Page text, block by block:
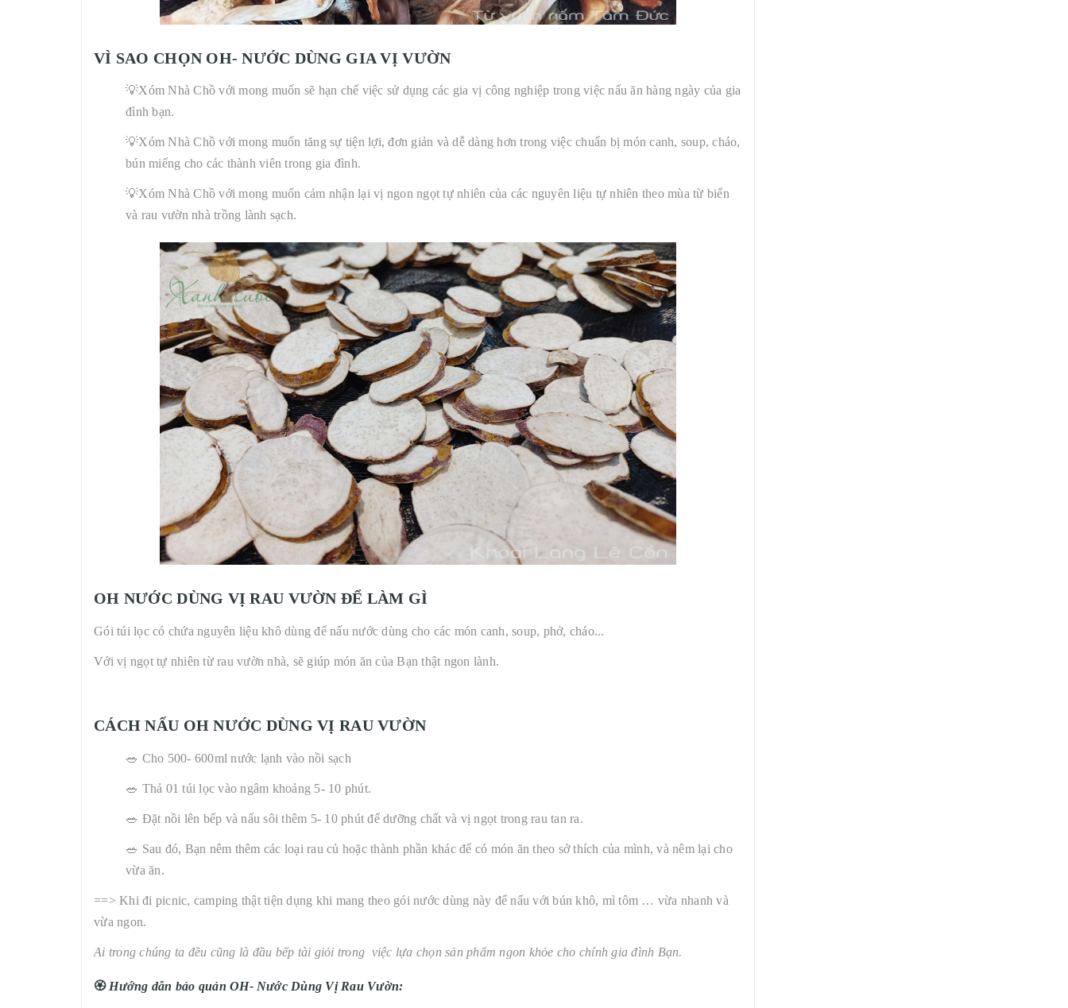
VÌ SAO CHỌN OH- NƯỚC DÙNG GIA VỊ VƯỜN
💡Xóm Nhà Chồ với mong muốn sẽ hạn chế việc sử dụng các gia vị công nghiệp trong việc nấu ăn hàng ngày của gia
đình bạn.
💡Xóm Nhà Chồ với mong muốn tăng sự tiện lợi, đơn giản và dễ dàng hơn trong việc chuẩn bị món canh, soup, cháo,
bún miếng cho các thành viên trong gia đình.
💡Xóm Nhà Chồ với mong muốn cảm nhận lại vị ngon ngọt tự nhiên của các nguyên liệu tự nhiên theo mùa từ biển
và rau vườn nhà trồng lành sạch.
OH NƯỚC DÙNG VỊ RAU VƯỜN ĐỂ LÀM GÌ
Gói túi lọc có chứa nguyên liệu khô dùng để nấu nước dùng cho các món canh, soup, phở, cháo...
Với vị ngọt tự nhiên từ rau vườn nhà, sẽ giúp món ăn của Bạn thật ngon lành.
CÁCH NẤU OH NƯỚC DÙNG VỊ RAU VƯỜN
🥗 Cho 500- 600ml nước lạnh vào nồi sạch
🥗 Thả 01 túi lọc vào ngâm khoảng 5- 10 phút.
🥗 Đặt nồi lên bếp và nấu sôi thêm 5- 10 phút để dưỡng chất và vị ngọt trong rau tan ra.
🥗 Sau đó, Bạn nêm thêm các loại rau củ hoặc thành phần khác để có món ăn theo sở thích của mình, và nêm lại cho
vừa ăn.
==> Khi đi picnic, camping thật tiện dụng khi mang theo gói nước dùng này để nấu với bún khô, mì tôm … vừa nhanh và
vừa ngon.
Ai trong chúng ta đều cũng là đầu bếp tài giỏi trong việc lựa chọn sản phẩm ngon khỏe cho chính gia đình Bạn.
🏵Hướng dẫn bảo quản OH- Nước Dùng Vị Rau Vườn: